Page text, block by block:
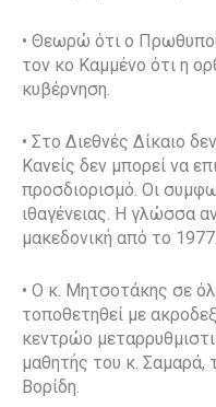
• Θεωρώ ότι ο
τον κο Καμμένο ότι η
κυβέρνηση.
• Στο Διεθνές Δίκαιο
Κανείς δεν μπορεί να
προσδιορισμό. Οι
ιθαγένειας. Η γλώσσα
μακεδονική από το 1977.
• Ο κ. Μητσοτάκης σε
τοποθετηθεί με
κεντρώο
μαθητής του κ. Σαμαρά,
Βορίδη.